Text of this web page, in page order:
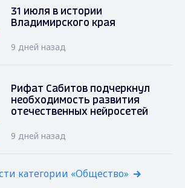
31 июля в истории
Владимирского края
9 дней назад
Рифат Сабитов подчеркнул
необходимость развития
отечественных нейросетей
9 дней назад
категории «Общество»